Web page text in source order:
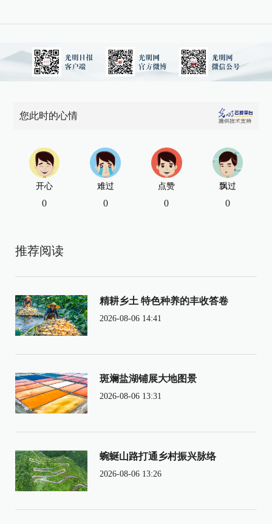
您此时的心情
开心
0
难过
0
点赞
0
飘过
0
推荐阅读
精耕乡土 特色种养的丰收答卷
2026-08-06 14:41
斑斓盐湖铺展大地图景
2026-08-06 13:31
蜿蜒山路打通乡村振兴脉络
2026-08-06 13:26